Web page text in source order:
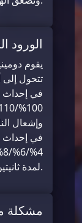
الورود
يقوم
تتحول
في إحداث
وإشعال
في إحداث
لمدة ثانيتين.
مشكلة